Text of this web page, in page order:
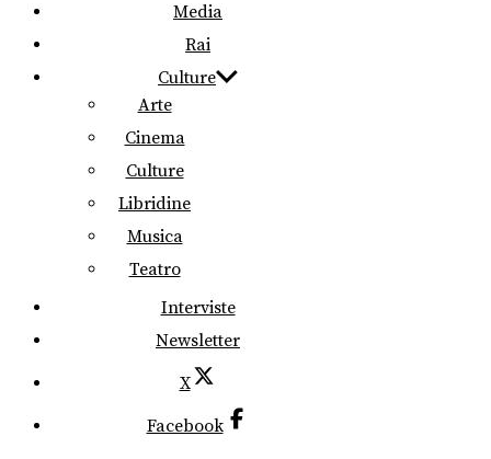
Media
Rai
Culture
Arte
Cinema
Culture
Libridine
Musica
Teatro
Interviste
Newsletter
X
Facebook